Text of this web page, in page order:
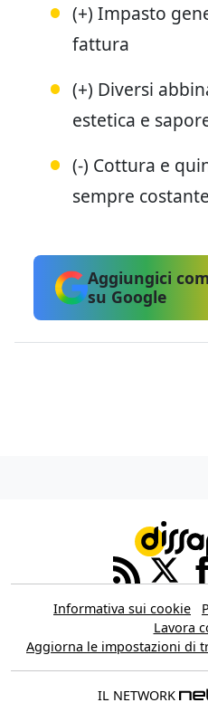
(+) Impasto
fattura
(+) Diversi
estetica e
(-) Cottura e
sempre costante
Aggiungici
su Google
Informativa sui cookie
Lavora
Aggiorna le impostazioni di
IL NETWORK